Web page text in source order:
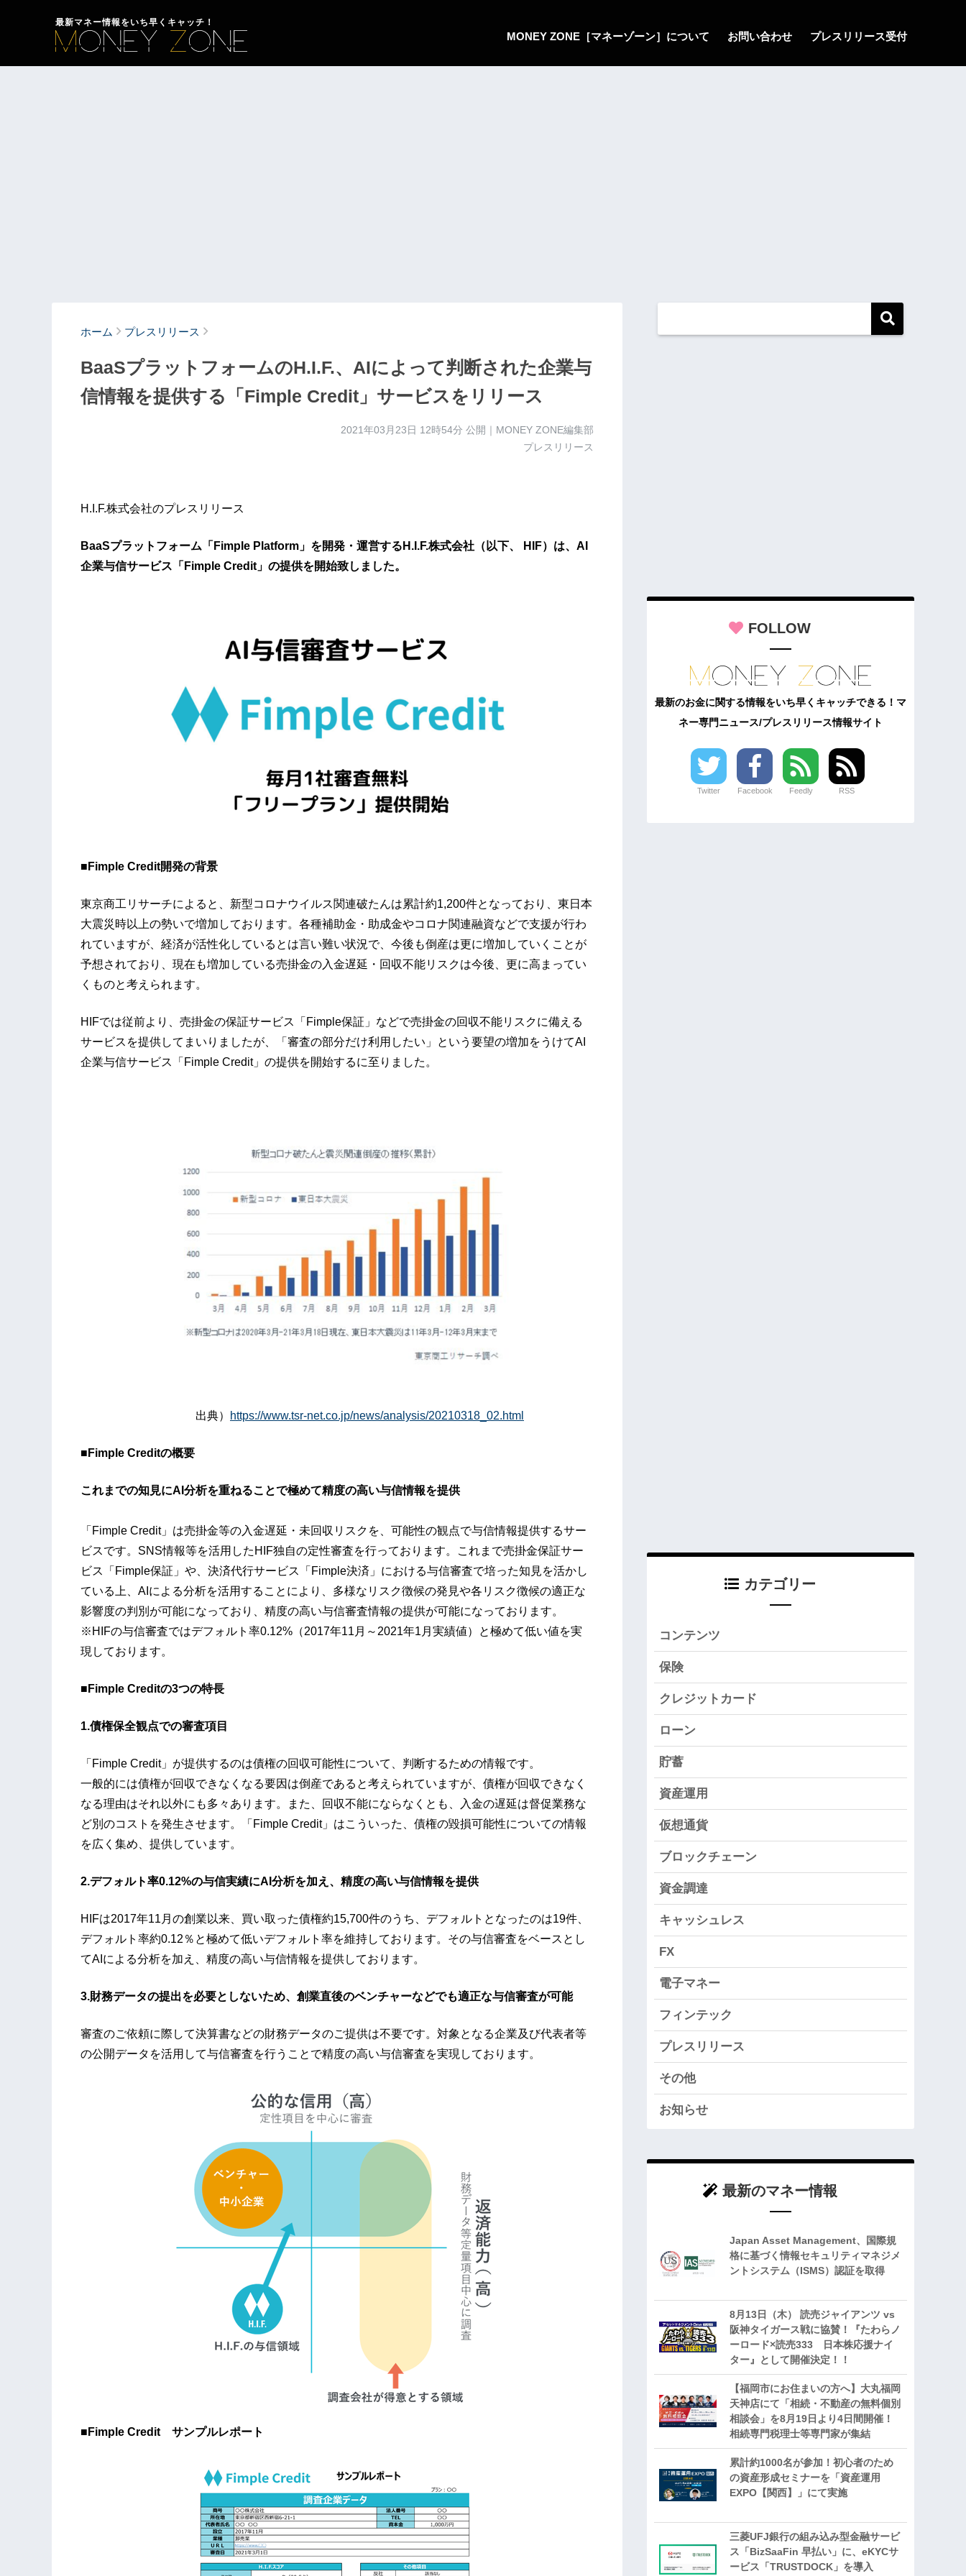
最新マネー情報をいち早くキャッチ！
MONEY ZONE［マネーゾーン］について お問い合わせ プレスリリース受付
ホーム プレスリリース
BaaSプラットフォームのH.I.F.、AIによって判断された企業与
信情報を提供する「Fimple Credit」サービスをリリース
2021年03月23日 12時54分 公開｜MONEY ZONE編集部
プレスリリース
H.I.F.株式会社のプレスリリース
BaaSプラットフォーム「Fimple Platform」を開発・運営するH.I.F.株式会社（以下、 HIF）は、AI
企業与信サービス「Fimple Credit」の提供を開始致しました。
■Fimple Credit開発の背景
東京商工リサーチによると、新型コロナウイルス関連破たんは累計約1,200件となっており、東日本
大震災時以上の勢いで増加しております。各種補助金・助成金やコロナ関連融資などで支援が行わ
れていますが、経済が活性化しているとは言い難い状況で、今後も倒産は更に増加していくことが
予想されており、現在も増加している売掛金の入金遅延・回収不能リスクは今後、更に高まってい
くものと考えられます。
HIFでは従前より、売掛金の保証サービス「Fimple保証」などで売掛金の回収不能リスクに備える
サービスを提供してまいりましたが、「審査の部分だけ利用したい」という要望の増加をうけてAI
企業与信サービス「Fimple Credit」の提供を開始するに至りました。
出典） https://www.tsr-net.co.jp/news/analysis/20210318_02.html
■Fimple Creditの概要
これまでの知見にAI分析を重ねることで極めて精度の高い与信情報を提供
「Fimple Credit」は売掛金等の入金遅延・未回収リスクを、可能性の観点で与信情報提供するサー
ビスです。SNS情報等を活用したHIF独自の定性審査を行っております。これまで売掛金保証サー
ビス「Fimple保証」や、決済代行サービス「Fimple決済」における与信審査で培った知見を活かし
ている上、AIによる分析を活用することにより、多様なリスク徴候の発見や各リスク徴候の適正な
影響度の判別が可能になっており、精度の高い与信審査情報の提供が可能になっております。
※HIFの与信審査ではデフォルト率0.12%（2017年11月～2021年1月実績値）と極めて低い値を実
現しております。
■Fimple Creditの3つの特長
1.債権保全観点での審査項目
「Fimple Credit」が提供するのは債権の回収可能性について、判断するための情報です。
一般的には債権が回収できなくなる要因は倒産であると考えられていますが、債権が回収できなく
なる理由はそれ以外にも多々あります。また、回収不能にならなくとも、入金の遅延は督促業務な
ど別のコストを発生させます。「Fimple Credit」はこういった、債権の毀損可能性についての情報
を広く集め、提供しています。
2.デフォルト率0.12%の与信実績にAI分析を加え、精度の高い与信情報を提供
HIFは2017年11月の創業以来、買い取った債権約15,700件のうち、デフォルトとなったのは19件、
デフォルト率約0.12％と極めて低いデフォルト率を維持しております。その与信審査をベースとし
てAIによる分析を加え、精度の高い与信情報を提供しております。
3.財務データの提出を必要としないため、創業直後のベンチャーなどでも適正な与信審査が可能
審査のご依頼に際して決算書などの財務データのご提供は不要です。対象となる企業及び代表者等
の公開データを活用して与信審査を行うことで精度の高い与信審査を実現しております。
■Fimple Credit サンプルレポート
FOLLOW
最新のお金に関する情報をいち早くキャッチできる！マ
ネー専門ニュース/プレスリリース情報サイト
Twitter Facebook Feedly RSS
カテゴリー
コンテンツ
保険
クレジットカード
ローン
貯蓄
資産運用
仮想通貨
ブロックチェーン
資金調達
キャッシュレス
FX
電子マネー
フィンテック
プレスリリース
その他
お知らせ
最新のマネー情報
Japan Asset Management、国際規
格に基づく情報セキュリティマネジメ
ントシステム（ISMS）認証を取得
8月13日（木） 読売ジャイアンツ vs
阪神タイガース戦に協賛！『たわらノ
ーロード×読売333 日本株応援ナイ
ター』として開催決定！！
【福岡市にお住まいの方へ】大丸福岡
天神店にて「相続・不動産の無料個別
相談会」を8月19日より4日間開催！
相続専門税理士等専門家が集結
累計約1000名が参加！初心者のため
の資産形成セミナーを「資産運用
EXPO【関西】」にて実施
三菱UFJ銀行の組み込み型金融サービ
ス「BizSaaFin 早払い」に、eKYCサ
ービス「TRUSTDOCK」を導入